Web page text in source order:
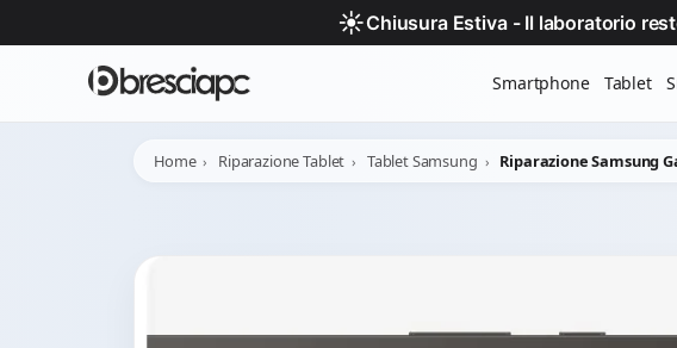
☀️Chiusura Estiva - Il laboratorio
Smartphone Tablet
Home Riparazione Tablet Tablet Samsung Riparazione Samsung